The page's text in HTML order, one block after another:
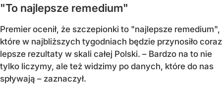
"To najlepsze remedium"
Premier ocenił, że szczepionki to "najlepsze remedium",
które w najbliższych tygodniach będzie przynosiło coraz
lepsze rezultaty w skali całej Polski. – Bardzo na to nie
tylko liczymy, ale też widzimy po danych, które do nas
spływają – zaznaczył.